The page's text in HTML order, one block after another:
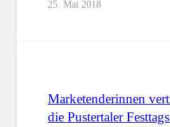
25. Mai 2018
Marketenderinnen
die Pustertaler